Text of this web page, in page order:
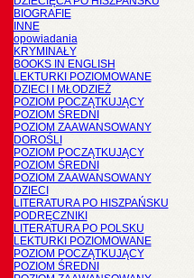
BIOGRAFIE
INNE
opowiadania
KRYMINAŁY
BOOKS IN ENGLISH
LEKTURKI POZIOMOWANE
DZIECI I MŁODZIEŻ
POZIOM POCZĄTKUJĄCY
POZIOM ŚREDNI
POZIOM ZAAWANSOWANY
DOROŚLI
POZIOM POCZĄTKUJĄCY
POZIOM ŚREDNI
POZIOM ZAAWANSOWANY
DZIECI
LITERATURA PO HISZPAŃSKU
PODRĘCZNIKI
LITERATURA PO POLSKU
LEKTURKI POZIOMOWANE
POZIOM POCZĄTKUJĄCY
POZIOM ŚREDNI